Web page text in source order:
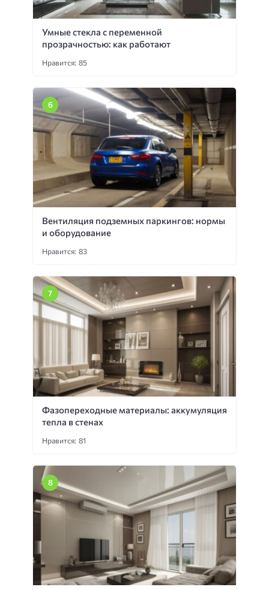
Умные стекла с переменной
прозрачностью: как работают
Нравится: 85
Вентиляция подземных паркингов: нормы
и оборудование
Нравится: 83
Фазопереходные материалы: аккумуляция
тепла в стенах
Нравится: 81